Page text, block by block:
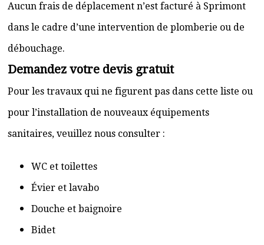
Aucun frais de déplacement n’est facturé à Sprimont
dans le cadre d’une intervention de plomberie ou de
débouchage.
Demandez votre devis gratuit
Pour les travaux qui ne figurent pas dans cette liste ou
pour l’installation de nouveaux équipements
sanitaires, veuillez nous consulter :
WC et toilettes
Évier et lavabo
Douche et baignoire
Bidet